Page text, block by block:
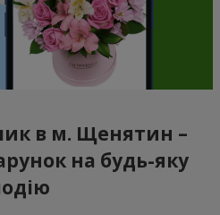
в м. Щенятин –
на будь-яку